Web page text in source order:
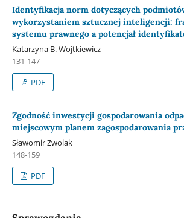
Identyfikacja norm dotyczących
wykorzystaniem sztucznej inteligencji:
systemu prawnego a potencjał
Katarzyna B. Wojtkiewicz
131-147
PDF
Zgodność inwestycji gospodarowania
miejscowym planem zagospodarowania
Sławomir Zwolak
148-159
PDF